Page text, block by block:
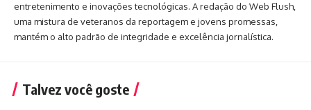
entretenimento e inovações tecnológicas. A redação do Web Flush,
uma mistura de veteranos da reportagem e jovens promessas,
mantém o alto padrão de integridade e excelência jornalística.
Talvez você goste